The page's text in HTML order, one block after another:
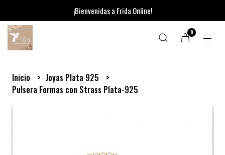
¡Bienvenidas a Frida Online!
0
Inicio
Joyas Plata 925
Pulsera Formas con Strass Plata-925